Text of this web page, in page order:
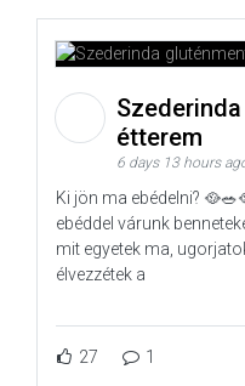
étterem
6 days 13 hours
Ki jön ma ebédelni?
ebéddel várunk
mit egyetek ma,
élvezzétek a
27 1